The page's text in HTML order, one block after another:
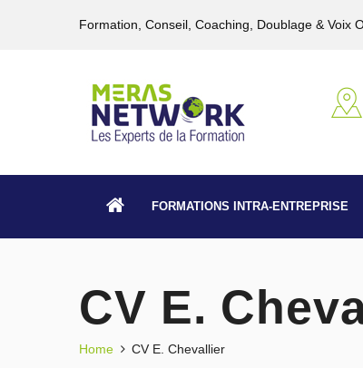
Formation, Conseil, Coaching, Doublage & Voix
FORMATIONS INTRA-ENTREPRISE
CV E.
Home CV E. Chevallier